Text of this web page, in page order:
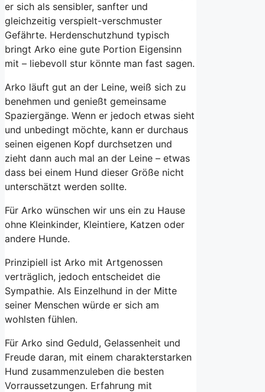
er sich als sensibler, sanfter und
gleichzeitig verspielt-verschmuster
Gefährte. Herdenschutzhund typisch
bringt Arko eine gute Portion Eigensinn
mit – liebevoll stur könnte man fast sagen.
Arko läuft gut an der Leine, weiß sich zu
benehmen und genießt gemeinsame
Spaziergänge. Wenn er jedoch etwas sieht
und unbedingt möchte, kann er durchaus
seinen eigenen Kopf durchsetzen und
zieht dann auch mal an der Leine – etwas
dass bei einem Hund dieser Größe nicht
unterschätzt werden sollte.
Für Arko wünschen wir uns ein zu Hause
ohne Kleinkinder, Kleintiere, Katzen oder
andere Hunde.
Prinzipiell ist Arko mit Artgenossen
verträglich, jedoch entscheidet die
Sympathie. Als Einzelhund in der Mitte
seiner Menschen würde er sich am
wohlsten fühlen.
Für Arko sind Geduld, Gelassenheit und
Freude daran, mit einem charakterstarken
Hund zusammenzuleben die besten
Vorraussetzungen. Erfahrung mit